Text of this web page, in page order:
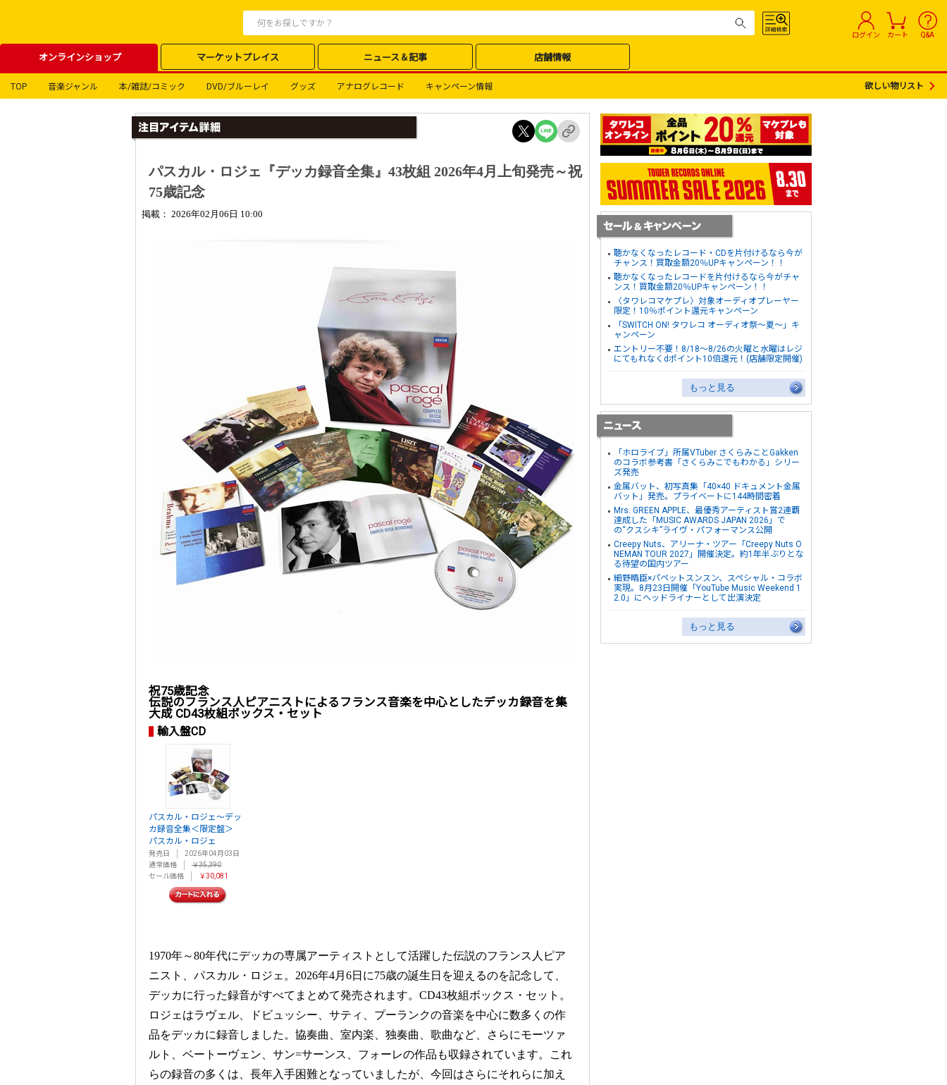
ログイン カート Q&A
オンラインショップ マーケットプレイス ニュース＆記事 店舗情報
TOP 音楽ジャンル 本/雑誌/コミック DVD/ブルーレイ グッズ アナログレコード キャンペーン情報 欲しい物リスト
パスカル・ロジェ『デッカ録音全集』43枚組 2026年4月上旬発売～祝
75歳記念
掲載： 2026年02月06日 10:00
祝75歳記念
伝説のフランス人ピアニストによるフランス音楽を中心としたデッカ録音を集
大成 CD43枚組ボックス・セット
輸入盤CD
パスカル・ロジェ～デッ
カ録音全集＜限定盤＞
パスカル・ロジェ
発売日
2026年04月03日
通常価格
￥35,390
セール価格
￥30,081
1970年～80年代にデッカの専属アーティストとして活躍した伝説のフランス人ピア
ニスト、パスカル・ロジェ。2026年4月6日に75歳の誕生日を迎えるのを記念して、
デッカに行った録音がすべてまとめて発売されます。CD43枚組ボックス・セット。
ロジェはラヴェル、ドビュッシー、サティ、プーランクの音楽を中心に数多くの作
品をデッカに録音しました。協奏曲、室内楽、独奏曲、歌曲など、さらにモーツァ
ルト、ベートーヴェン、サン=サーンス、フォーレの作品も収録されています。これ
らの録音の多くは、長年入手困難となっていましたが、今回はさらにそれらに加え
聴かなくなったレコード・CDを片付けるなら今が
チャンス！買取金額20％UPキャンペーン！！
聴かなくなったレコードを片付けるなら今がチャ
ンス！買取金額20％UPキャンペーン！！
〈タワレコマケプレ〉対象オーディオプレーヤー
限定！10％ポイント還元キャンペーン
「SWITCH ON! タワレコ オーディオ祭～夏～」キ
ャンペーン
エントリー不要！8/18～8/26の火曜と水曜はレジ
にてもれなくdポイント10倍還元！(店舗限定開催)
もっと見る
「ホロライブ」所属VTuber さくらみことGakken
のコラボ参考書「さくらみこでもわかる」シリー
ズ発売
金属バット、初写真集「40×40 ドキュメント金属
バット」発売。プライベートに144時間密着
Mrs. GREEN APPLE、最優秀アーティスト賞2連覇
達成した「MUSIC AWARDS JAPAN 2026」で
の“クスシキ”ライヴ・パフォーマンス公開
Creepy Nuts、アリーナ・ツアー「Creepy Nuts O
NEMAN TOUR 2027」開催決定。約1年半ぶりとな
る待望の国内ツアー
細野晴臣×パペットスンスン、スペシャル・コラボ
実現。8月23日開催「YouTube Music Weekend 1
2.0」にヘッドライナーとして出演決定
もっと見る